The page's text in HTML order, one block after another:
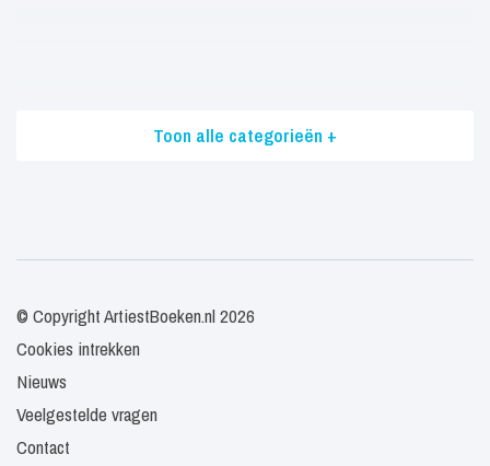
Toon alle categorieën +
© Copyright ArtiestBoeken.nl 2026
Cookies intrekken
Nieuws
Veelgestelde vragen
Contact